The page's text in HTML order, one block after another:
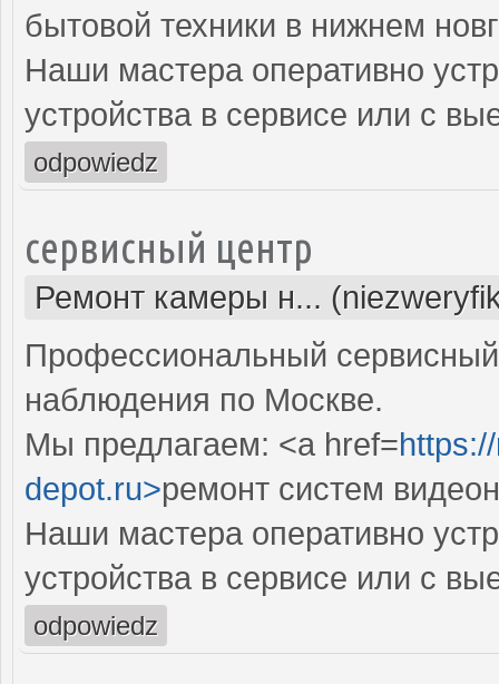
бытовой техники в нижнем
Наши мастера оперативно
устройства в сервисе или с
odpowiedz
сервисный центр
Ремонт камеры н...
Профессиональный
наблюдения по Москве.
Мы предлагаем: <a href=
depot.ru>ремонт систем
Наши мастера оперативно
устройства в сервисе или с
odpowiedz